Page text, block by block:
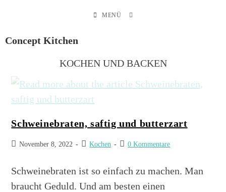
MENÜ
Concept Kitchen
KOCHEN UND BACKEN
Schweinebraten, saftig und butterzart
November 8, 2022 Kochen 0 Kommentare
Schweinebraten ist so einfach zu machen. Man
braucht Geduld. Und am besten einen